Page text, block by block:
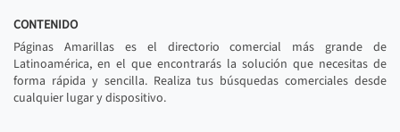
CONTENIDO
Páginas Amarillas es el directorio comercial más grande de
Latinoamérica, en el que encontrarás la solución que necesitas de
forma rápida y sencilla. Realiza tus búsquedas comerciales desde
cualquier lugar y dispositivo.